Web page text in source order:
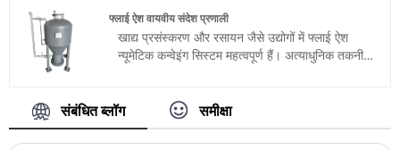
सकता है, जिसके परिणामस्वरूप उच्च उत्पादन क्षमता प्राप्त
होती है।
फ्लाई ऐश वायवीय संदेश प्रणाली
खाद्य प्रसंस्करण और रसायन जैसे उद्योगों में फ्लाई ऐश
न्यूमेटिक कन्वेइंग सिस्टम महत्वपूर्ण हैं। अत्याधुनिक तकनीक
संबंधित ब्लॉग समीक्षा